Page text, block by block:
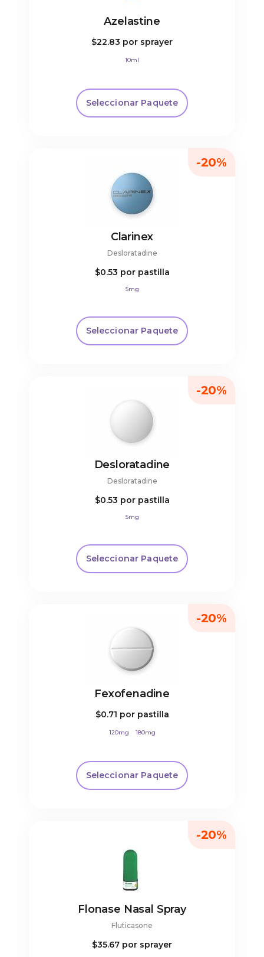
Azelastine
$22.83 por sprayer
10ml
Seleccionar Paquete
Clarinex
Desloratadine
$0.53 por pastilla
5mg
Seleccionar Paquete
-20%
Desloratadine
Desloratadine
$0.53 por pastilla
5mg
Seleccionar Paquete
-20%
Fexofenadine
$0.71 por pastilla
120mg 180mg
Seleccionar Paquete
-20%
Flonase Nasal Spray
Fluticasone
$35.67 por sprayer
-20%